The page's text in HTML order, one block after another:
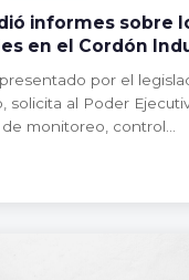
informes sobre
en el Cordón
por el
solicita al Poder
monitoreo, control…